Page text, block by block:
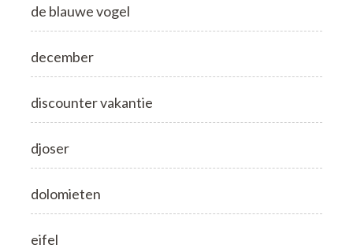
de blauwe vogel
december
discounter vakantie
djoser
dolomieten
eifel